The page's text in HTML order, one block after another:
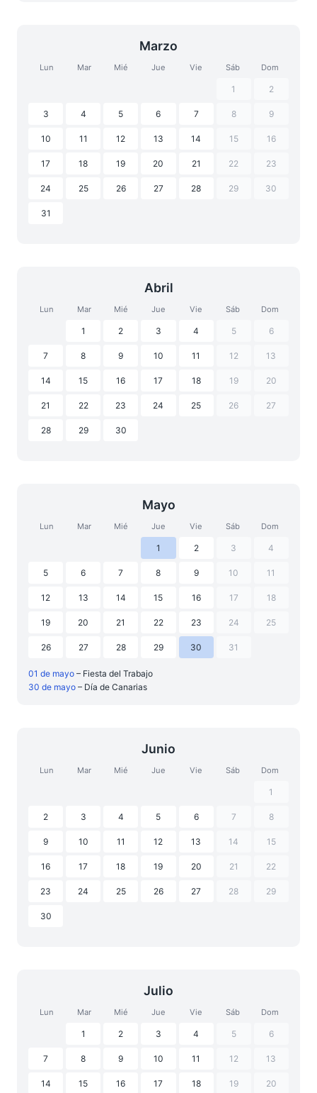
Marzo
Lun Mar Mié Jue Vie Sáb Dom
1 2
3 4 5 6 7 8 9
10 11 12 13 14 15 16
17 18 19 20 21 22 23
24 25 26 27 28 29 30
31
Abril
Lun Mar Mié Jue Vie Sáb Dom
1 2 3 4 5 6
7 8 9 10 11 12 13
14 15 16 17 18 19 20
21 22 23 24 25 26 27
28 29 30
Mayo
Lun Mar Mié Jue Vie Sáb Dom
1 2 3 4
5 6 7 8 9 10 11
12 13 14 15 16 17 18
19 20 21 22 23 24 25
26 27 28 29 30 31
01 de mayo – Fiesta del Trabajo
30 de mayo – Día de Canarias
Junio
Lun Mar Mié Jue Vie Sáb Dom
1
2 3 4 5 6 7 8
9 10 11 12 13 14 15
16 17 18 19 20 21 22
23 24 25 26 27 28 29
30
Julio
Lun Mar Mié Jue Vie Sáb Dom
1 2 3 4 5 6
7 8 9 10 11 12 13
14 15 16 17 18 19 20